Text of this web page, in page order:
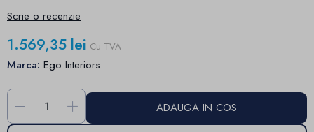
Scrie o recenzie
1.569,35 lei Cu TVA
Marca: Ego Interiors
- + ADAUGA IN COS